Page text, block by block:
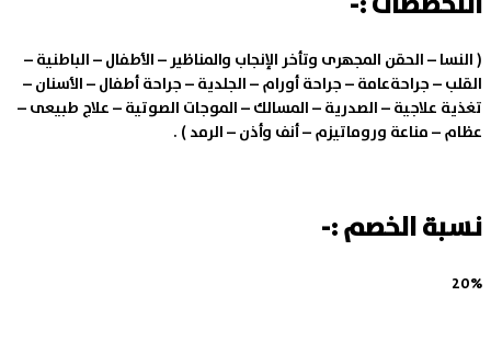
( النسا – الحقن المجهرى وتأخر الإنجاب والمناظير – الأطفال – الباطنية –
القلب – جراحةعامة – جراحة أورام – الجلدية – جراحة أطفال – الأسنان –
تغذية علاجية – الصدرية – المسالك – الموجات الصوتية – علاج طبيعى –
عظام – مناعة وروماتيزم – أنف وأذن – الرمد ) .
نسبة الخصم :-
20%